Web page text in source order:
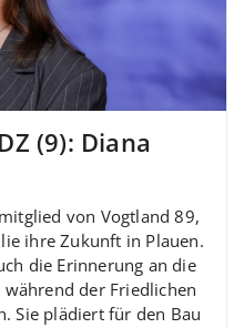
(9): Diana
von Vogtland 89,
ihre Zukunft in Plauen.
die Erinnerung an die
der Friedlichen
Sie plädiert für den Bau